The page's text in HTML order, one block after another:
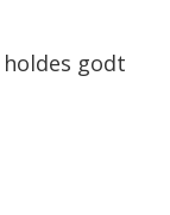
godt